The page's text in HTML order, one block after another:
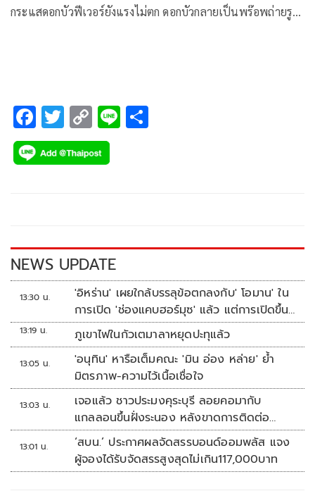
กระแสดอกบัวฟีเวอร์ยังแรงไม่ตก ดอกบัวกลายเป็นพร๊อพถ่ายรู…
F
ac
e
k
T
wi
tt
C
o
p
k
Li
NEWS UPDATE
13:30 น.
'อิหร่าน' เผยใกล้บรรลุข้อตกลงกับ' โอมาน' ใน
การเปิด 'ช่องแคบฮอร์มุซ' แล้ว แต่การเปิดขึ้น
อยู่กับสหรัฐฯ
13:19 น. ภูเขาไฟในกัวเตมาลาหยุดปะทุแล้ว
13:05 น.
'อนุทิน' หารือเต็มคณะ 'มิน อ่อง หล่าย' ย้ำ
มิตรภาพ-ความไว้เนื้อเชื่อใจ
13:03 น.
เจอแล้ว ชาวประมงคุระบุรี ลอยคอมากับ
แกลลอนขึ้นฝั่งระนอง หลังขาดการติดต่อ
หลายวัน
13:01 น.
‘สบน.’ ประกาศผลจัดสรรบอนด์ออมพลัส แจง
ผู้จองได้รับจัดสรรสูงสุดไม่เกิน117,000บาท